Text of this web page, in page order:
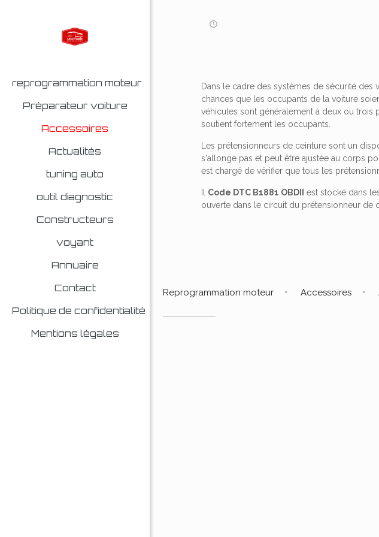
reprogrammation moteur
Préparateur voiture
Accessoires
Actualités
tuning auto
outil diagnostic
Constructeurs
voyant
Annuaire
Contact
Politique de confidentialité
Mentions légales
Dans le cadre des systèmes de sécurité
chances que les occupants de la voiture
véhicules sont généralement à deux ou
soutient fortement les occupants.
Les prétensionneurs de ceinture sont un
s'allonge pas et peut être ajustée au corps
est chargé de vérifier que tous les
Code DTC B1881 OBDII est stocké dans
ouverte dans le circuit du prétensionneur de
Reprogrammation moteur Accessoires